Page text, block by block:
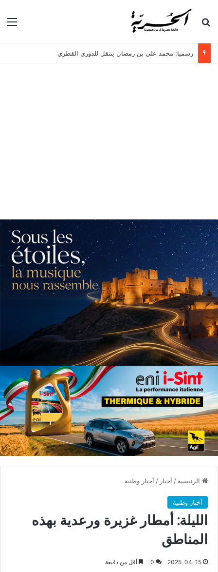
بحث عن
رسميا: محمد علي بن رمضان ينتقل للدوري القطري
الرئيسية / أخبار / أخبار وطنية
أخبار وطنية
الليلة: أمطار غزيرة ورعدية بهذه
المناطق
2025-04-15
0 أقل من دقيقة